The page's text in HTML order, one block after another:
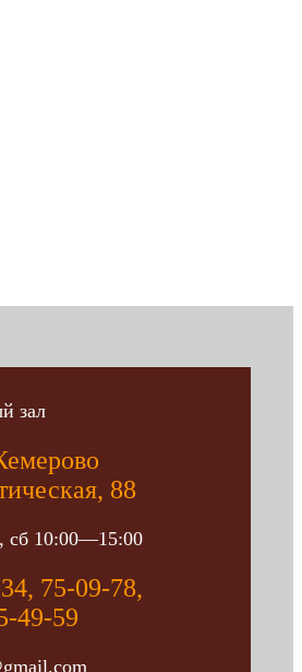
зал
88
сб 10:00—15:00
75-09-78,
49-59